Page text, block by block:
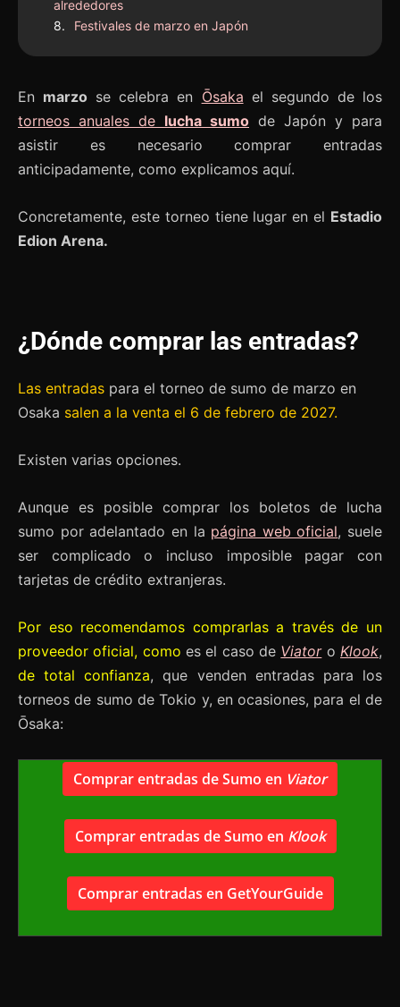
alrededores
Festivales de marzo en Japón
En marzo se celebra en Ōsaka el segundo de los
torneos anuales de lucha sumo de Japón y para
asistir es necesario comprar entradas
anticipadamente, como explicamos aquí.
Concretamente, este torneo tiene lugar en el Estadio
Edion Arena.
¿Dónde comprar las entradas?
Las entradas para el torneo de sumo de marzo en
Osaka salen a la venta el 6 de febrero de 2027.
Existen varias opciones.
Aunque es posible comprar los boletos de lucha
sumo por adelantado en la página web oficial, suele
ser complicado o incluso imposible pagar con
tarjetas de crédito extranjeras.
Por eso recomendamos comprarlas a través de un
proveedor oficial, como es el caso de Viatoro Klook,
de total confianza, que venden entradas para los
torneos de sumo de Tokio y, en ocasiones, para el de
Ōsaka:
Comprar entradas de Sumo en Viator
Comprar entradas de Sumo en Klook
Comprar entradas en GetYourGuide